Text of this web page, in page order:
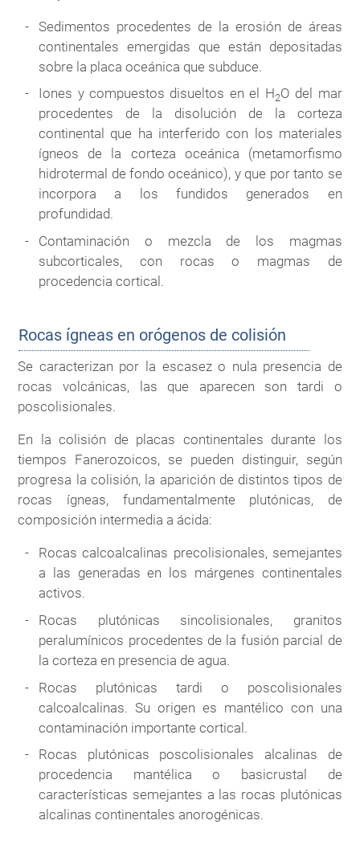
Sedimentos procedentes de la erosión de áreas
continentales emergidas que están depositadas
sobre la placa oceánica que subduce.
Iones y compuestos disueltos en el H2O del mar
procedentes de la disolución de la corteza
continental que ha interferido con los materiales
ígneos de la corteza oceánica (metamorfismo
hidrotermal de fondo oceánico), y que por tanto se
incorpora a los fundidos generados en
profundidad.
Contaminación o mezcla de los magmas
subcorticales, con rocas o magmas de
procedencia cortical.
Rocas ígneas en orógenos de colisión
Se caracterizan por la escasez o nula presencia de
rocas volcánicas, las que aparecen son tardi o
poscolisionales.
En la colisión de placas continentales durante los
tiempos Fanerozoicos, se pueden distinguir, según
progresa la colisión, la aparición de distintos tipos de
rocas ígneas, fundamentalmente plutónicas, de
composición intermedia a ácida:
Rocas calcoalcalinas precolisionales, semejantes
a las generadas en los márgenes continentales
activos.
Rocas plutónicas sincolisionales, granitos
peralumínicos procedentes de la fusión parcial de
la corteza en presencia de agua.
Rocas plutónicas tardi o poscolisionales
calcoalcalinas. Su origen es mantélico con una
contaminación importante cortical.
Rocas plutónicas poscolisionales alcalinas de
procedencia mantélica o basicrustal de
características semejantes a las rocas plutónicas
alcalinas continentales anorogénicas.